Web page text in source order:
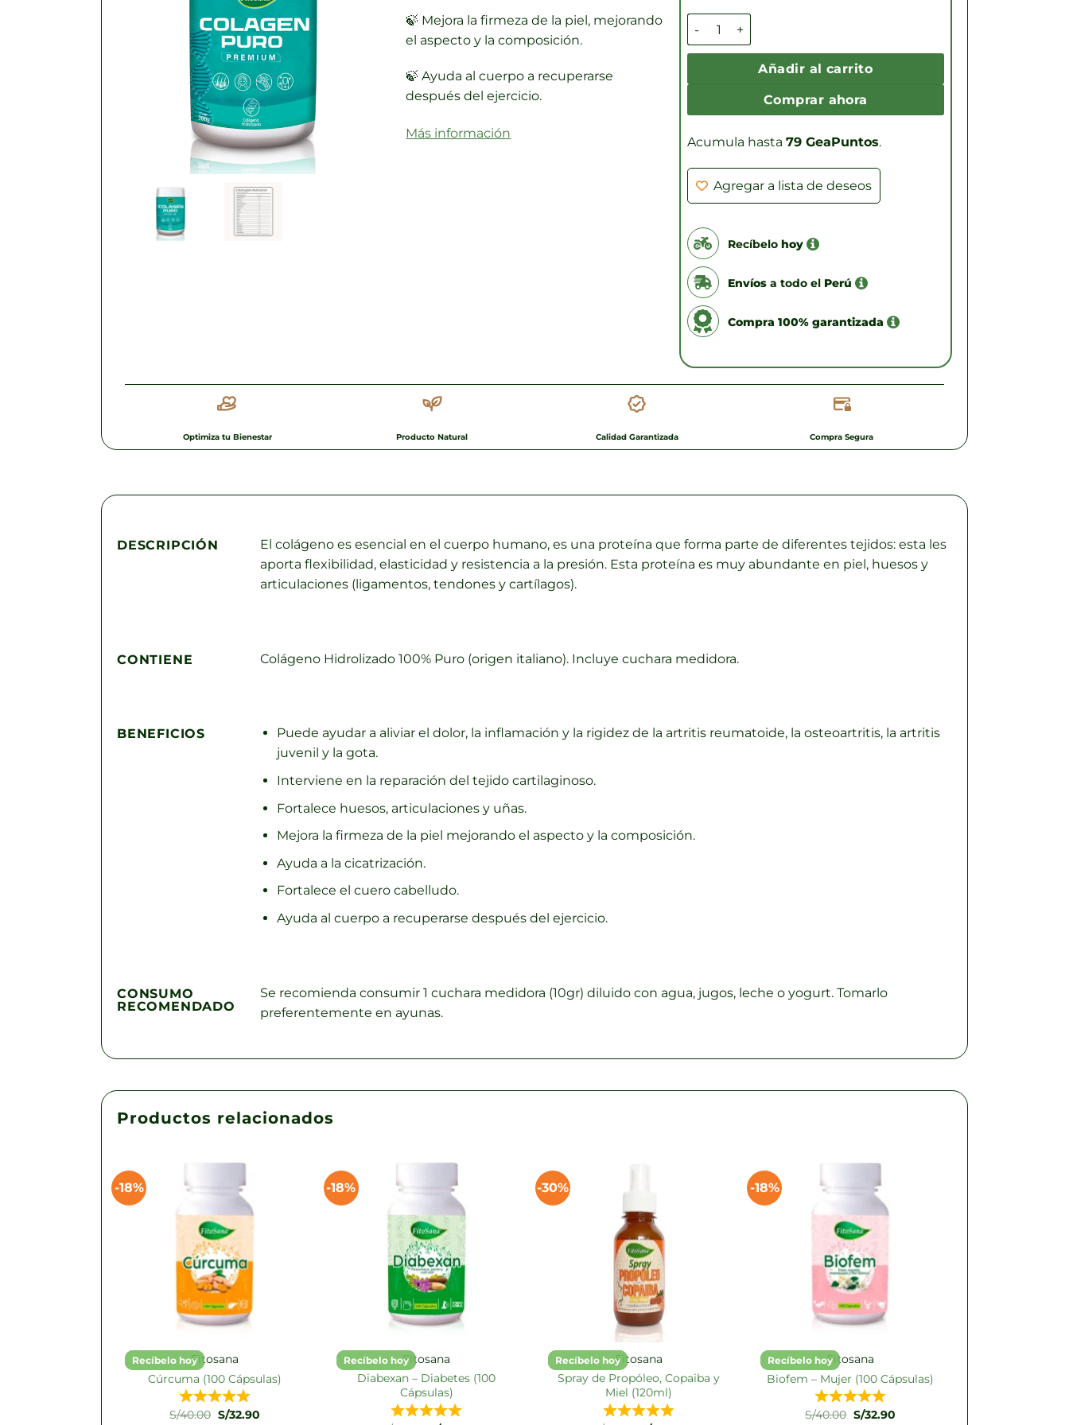
🍃 Mejora la firmeza de la piel, mejorando
el aspecto y la composición.
🍃Ayuda al cuerpo a recuperarse
después del ejercicio.
Más información
Colágeno Hidrolizado 100% Puro Premium en Polvo (300g)
Añadir al carrito
Comprar ahora
Acumula hasta 79 GeaPuntos.
Agregar a lista de deseos
Recíbelo hoy
Envíosa todo el Perú
Compra 100% garantizada
Optimiza tu Bienestar Producto Natural Calidad Garantizada Compra Segura
DESCRIPCIÓN
El colágeno es esencial en el cuerpo humano, es una proteína que forma parte de diferentes tejidos: esta les
aporta flexibilidad, elasticidad y resistencia a la presión. Esta proteína es muy abundante en piel, huesos y
articulaciones (ligamentos, tendones y cartílagos).
CONTIENE Colágeno Hidrolizado 100% Puro (origen italiano). Incluye cuchara medidora.
BENEFICIOS
Puede ayudar a aliviar el dolor, la inflamación y la rigidez de la artritis reumatoide, la osteoartritis, la artritis
juvenil y la gota.
Interviene en la reparación del tejido cartilaginoso.
Fortalece huesos, articulaciones y uñas.
Mejora la firmeza de la piel mejorando el aspecto y la composición.
Ayuda a la cicatrización.
Fortalece el cuero cabelludo.
Ayuda al cuerpo a recuperarse después del ejercicio.
CONSUMO
RECOMENDADO
Se recomienda consumir 1 cuchara medidora (10gr) diluido con agua, jugos, leche o yogurt. Tomarlo
preferentemente en ayunas.
Productos relacionados
-18%
Recíbelo hoyFitosana
Cúrcuma (100 Cápsulas)
S/40.00 El
S/32.90El
-18%
Recíbelo hoyFitosana
Diabexan – Diabetes (100
Cápsulas)
-30%
Recíbelo hoyFitosana
Spray de Propóleo, Copaiba y
Miel (120ml)
-18%
Recíbelo hoyFitosana
Biofem – Mujer (100 Cápsulas)
S/40.00 El
S/32.90El